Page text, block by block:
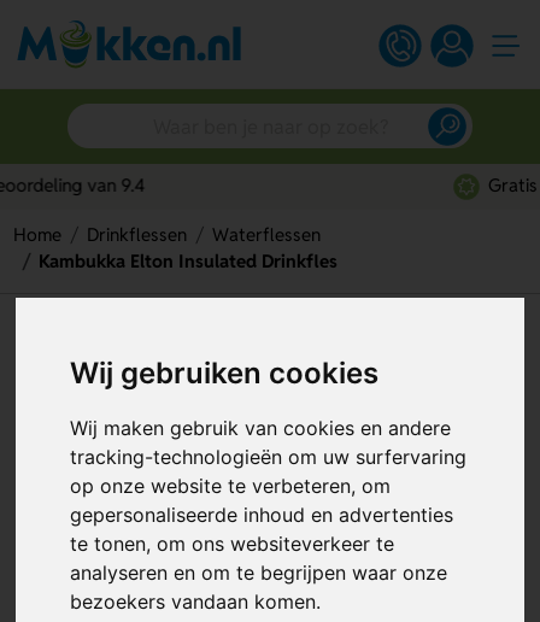
Wij gebruiken cookies
Wij maken gebruik van cookies en andere
tracking-technologieën om uw surfervaring
op onze website te verbeteren, om
gepersonaliseerde inhoud en advertenties
te tonen, om ons websiteverkeer te
analyseren en om te begrijpen waar onze
bezoekers vandaan komen.
Home Drinkflessen
Waterflessen
Kambukka Elton Insulated Drinkfles
Drinkfles
Artikelnummer: 115268